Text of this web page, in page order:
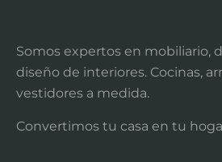
Somos expertos en mobiliario,
diseño de interiores. Cocinas,
vestidores a medida.
Convertimos tu casa en tu